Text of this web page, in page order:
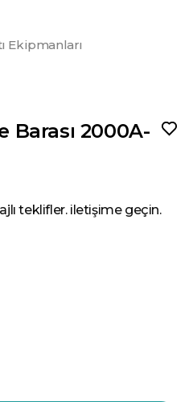
Ekipmanları
Barası 2000A-
teklifler. iletişime geçin.